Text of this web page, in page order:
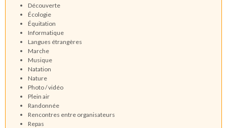
Découverte
Écologie
Équitation
Informatique
Langues étrangères
Marche
Musique
Natation
Nature
Photo / vidéo
Plein air
Randonnée
Rencontres entre organisateurs
Repas